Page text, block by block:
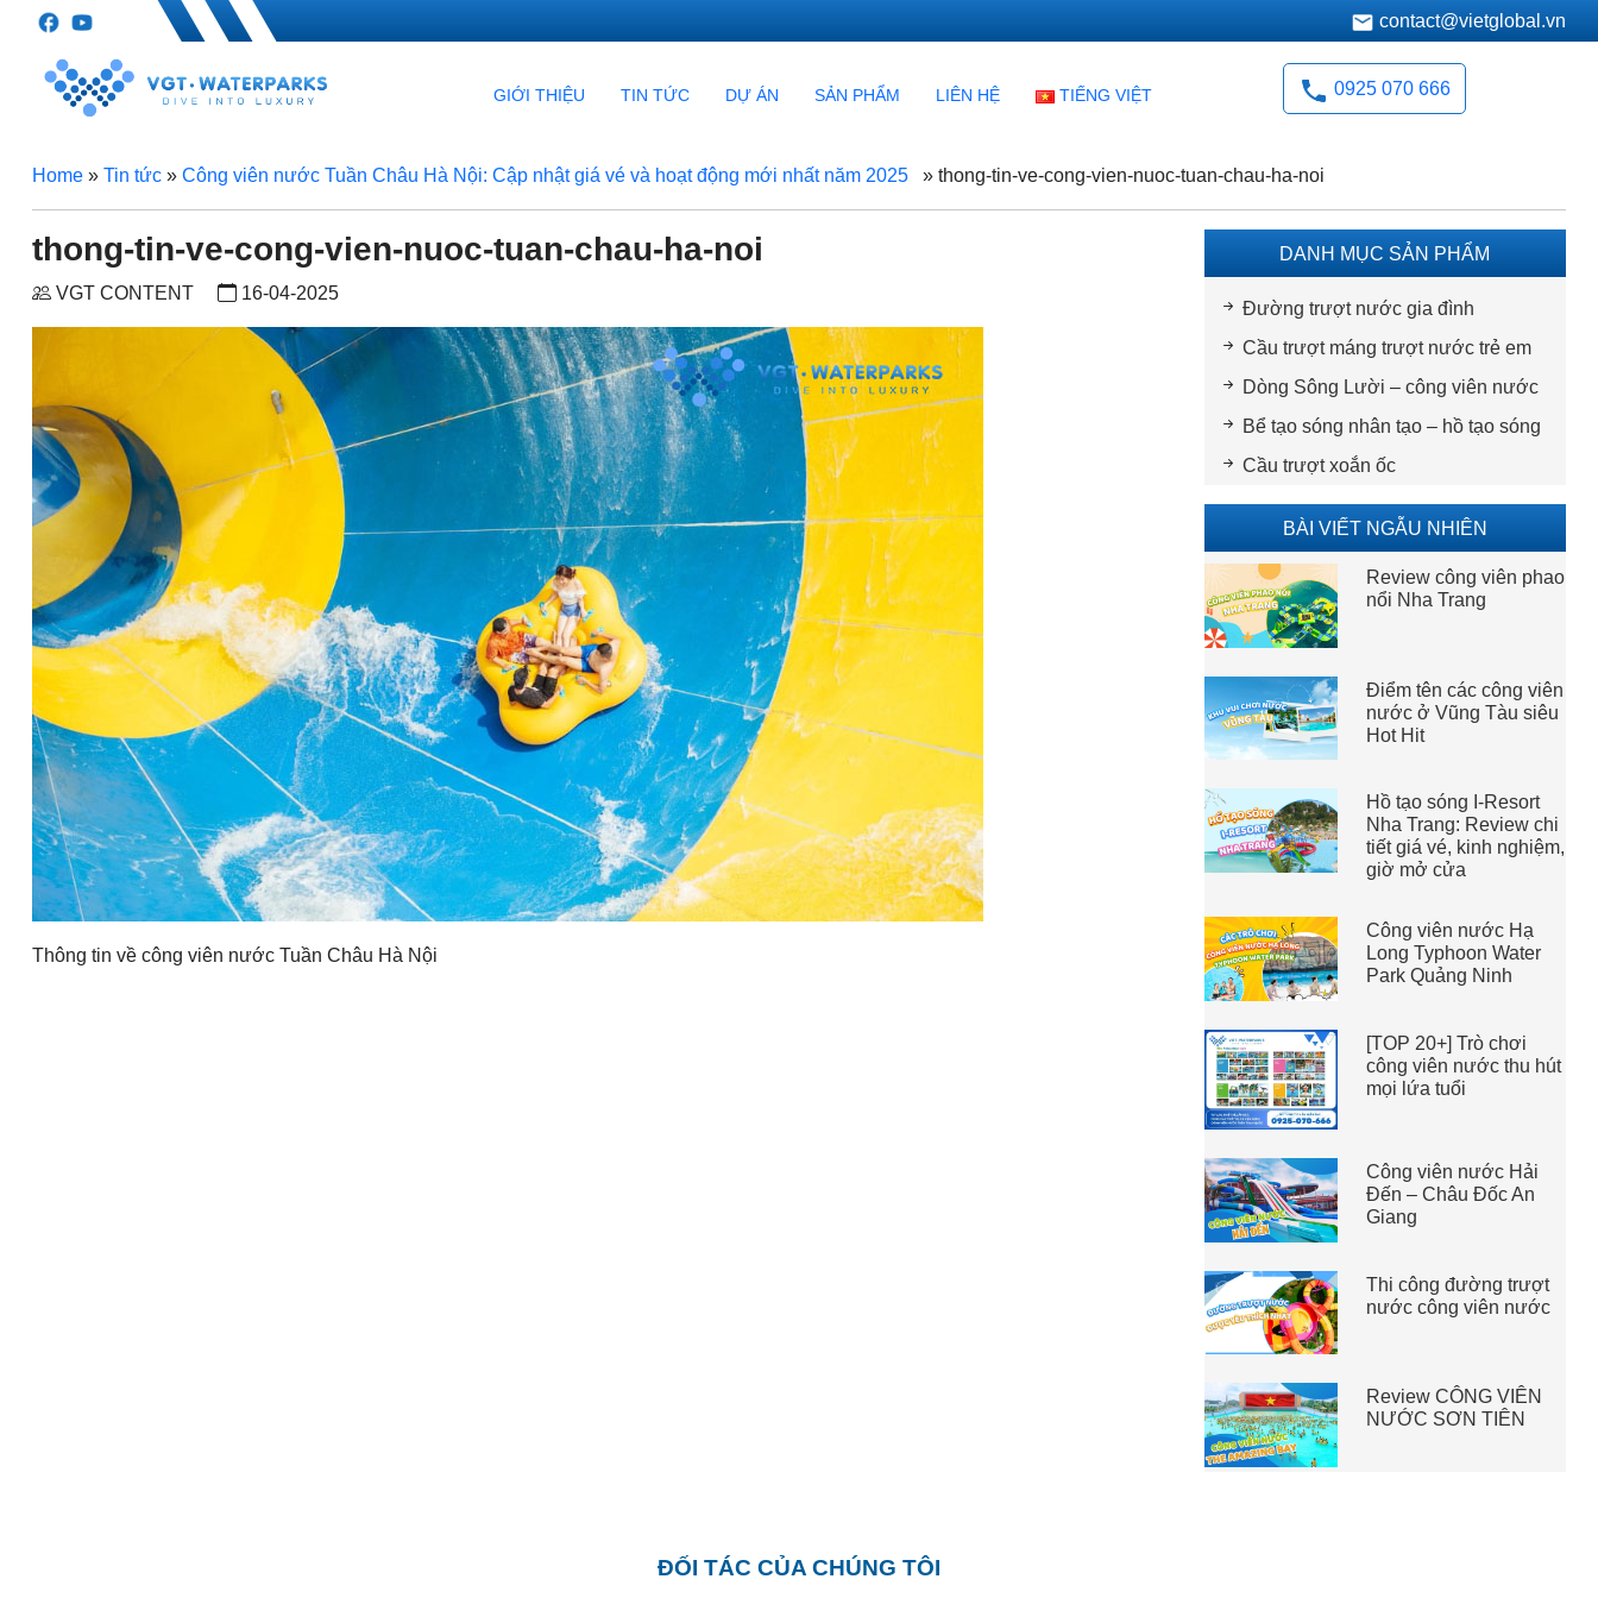
contact@vietglobal.vn
GIỚI THIỆU TIN TỨC DỰ ÁN SẢN PHẨM LIÊN HỆ TIẾNG VIỆT 0925 070 666
Home» Tin tức» Công viên nước Tuần Châu Hà Nội: Cập nhật giá vé và hoạt động mới nhất năm 2025 » thong-tin-ve-cong-vien-nuoc-tuan-chau-ha-noi
thong-tin-ve-cong-vien-nuoc-tuan-chau-ha-noi
VGT CONTENT 16-04-2025
Thông tin về công viên nước Tuần Châu Hà Nội
DANH MỤC SẢN PHẨM
Đường trượt nước gia đình
Cầu trượt máng trượt nước trẻ em
Dòng Sông Lười – công viên nước
Bể tạo sóng nhân tạo – hồ tạo sóng
Cầu trượt xoắn ốc
BÀI VIẾT NGẪU NHIÊN
Review công viên phao
nổi Nha Trang
Điểm tên các công viên
nước ở Vũng Tàu siêu
Hot Hit
Hồ tạo sóng I-Resort
Nha Trang: Review chi
tiết giá vé, kinh nghiệm,
giờ mở cửa
Công viên nước Hạ
Long Typhoon Water
Park Quảng Ninh
[TOP 20+] Trò chơi
công viên nước thu hút
mọi lứa tuổi
Công viên nước Hải
Đến – Châu Đốc An
Giang
Thi công đường trượt
nước công viên nước
Review CÔNG VIÊN
NƯỚC SƠN TIÊN
ĐỐI TÁC CỦA CHÚNG TÔI